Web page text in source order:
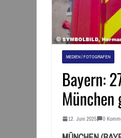
MEDIEN / FOTOGRAFEN
Bayern:
12. Juni 2025 0